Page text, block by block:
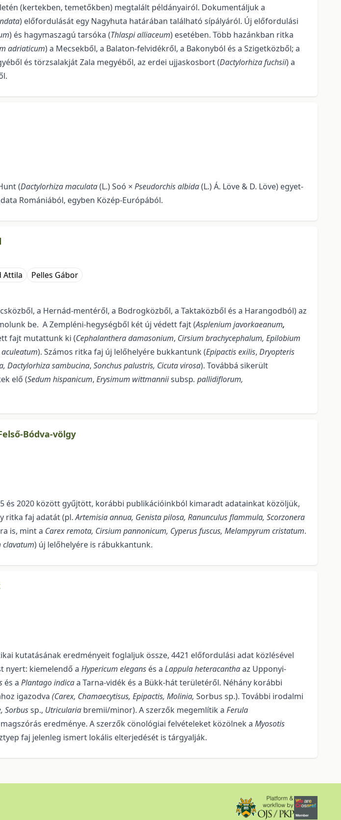
(kertekben, temetőkben) megtalált példányairól. Dokumentáljuk a
) előfordulását egy Nagyhuta határában találha­tó sípályáról. Új előfordulási
) és hagymaszagú tarsóka (Thlaspi alliaceum) esetében. Több hazánkban ritka
adriaticum) a Mecsekből, a Balaton-felvidékről, a Bakonyból és a Szigetközből; a
és törzsalakját Zala megyéből, az erdei ujjaskosbort (Dactylorhiza fuchsii) a
(Dactylor­hiza maculata(L.) Soó × Pseudorchis albida(L.) Á. Löve & D. Löve) egyet­
Romániá­ból, egyben Közép-Európából.
Attila Pelles Gábor
a Hernád-mentéről, a Bodrogközből, a Taktaközből és a Harangodból) az
be. A Zempléni-hegységből két új védett fajt (As­plenium javorkaeanum,
fajt mutattunk ki (Cephalanthera damasonium, Cirsium brachycephalum, Epilobium
). Számos ritka faj új lelőhe­lyére bukkantunk (Epipactis exilis, Dryopteris
Dactylorhiza sambucina, Sonchus palustris, Cicuta virosa). Továbbá sikerült
elő (Sedum hispanicum, Erysimum wittmanniisubsp. pallidiflorum,
Bódva-völgy
és 2020 között gyűjtött, korábbi publikációinkból kimaradt adatainkat közöljük,
ritka faj adatát (pl.Artemisia annua, Genista pilosa, Ranunculus flammula, Scorzonera
is, mint a Carex remota, Cirsium pannonicum, Cyperus fuscus, Melampyrum cristatum.
clavatum) új lelőhelyére is rábukkantunk.
ku­ta­tá­sá­nak eredményeit foglaljuk össze, 4421 előfordulási adat közlésével
nyert: kiemelendő a Hypericum elegans és a Lappula he­ter­a­canthaaz Upponyi-
és a Plantago indicaa Tarna-vidék és a Bükk-hát területéről. Néhány korábbi
igazodva (Carex, Chamaecytisus, Epipactis, Molinia, Sor­bus sp.). További irodalmi
Sorbussp., Utricularia bremii/minor). A szerzők megemlítik a Ferula
eredménye. A szerzők cönológiai felvételeket kö­zöl­nek a Myosotis
faj je­len­leg ismert lokális elterjedését is tárgyalják.